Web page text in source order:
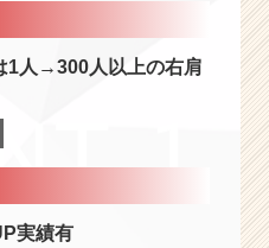
1人→300人以上の右肩
実績有